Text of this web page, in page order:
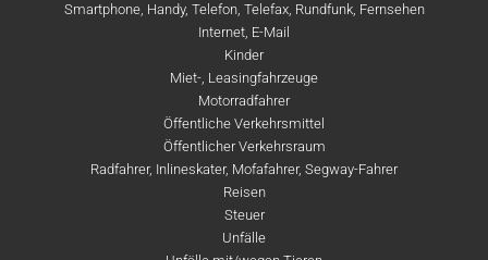
Smartphone, Handy, Telefon, Telefax, Rundfunk, Fernsehen
Internet, E-Mail
Kinder
Miet-, Leasingfahrzeuge
Motorradfahrer
Öffentliche Verkehrsmittel
Öffentlicher Verkehrsraum
Radfahrer, Inlineskater, Mofafahrer, Segway-Fahrer
Reisen
Steuer
Unfälle